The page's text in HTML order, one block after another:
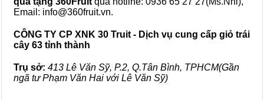
Email: info@360fruit.vn.
CÔNG TY CP XNK 30 Truit - Dịch vụ cung cấp giỏ trái
cây 63 tỉnh thành
Trụ sở: 413 Lê Văn Sỹ, P.2, Q.Tân Bình, TPHCM(Gần
ngã tư Phạm Văn Hai với Lê Văn Sỹ)